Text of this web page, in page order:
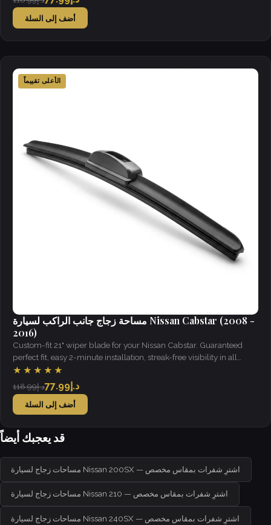
أضف إلى السلة
الأعلى تقييماً
مساحة زجاج جانب الراكب لسيارة Nissan Cabstar (2008 -
2016)
Custom-fit 21" wiper blade for your Nissan Cabstar. Guaranteed
perfect fit, easy 2-minute installation, streak-free visibility in all
weather.
★★★★★
د.إ118.99
د.إ77.99
أضف إلى السلة
قد يعجبك أيضاً
مساحات زجاج لسيارة Nissan 200SX — اشترِ شفرات بمقاس مخصص
مساحات زجاج لسيارة Nissan 210 — اشترِ شفرات بمقاس مخصص
مساحات زجاج لسيارة Nissan 240SX — اشترِ شفرات بمقاس مخصص